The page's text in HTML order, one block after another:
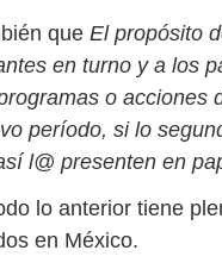
que El propósito
en turno y a los
o acciones
período, si lo
l@ presenten en
lo anterior tiene
en México.